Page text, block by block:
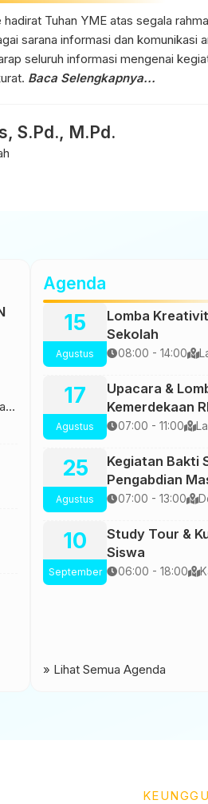
hadirat Tuhan YME atas segala
sarana informasi dan komunikasi
seluruh informasi mengenai
Baca Selengkapnya...
S.Pd., M.Pd.
Agenda
15
Agustus
Lomba
Sekolah
08:00 - 14:00
17
Agustus
Upacara &
Kemerdekaan
07:00 - 11:00
25
Agustus
Kegiatan Bakti
Pengabdian
07:00 - 13:00
10
September
Study Tour &
Siswa
06:00 - 18:00
» Lihat Semua Agenda